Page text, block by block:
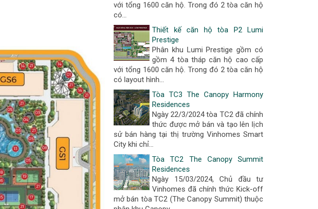
với tổng 1600 căn hộ. Trong đó 2 tòa căn hộ
có...
Thiết kế căn hộ tòa P2 Lumi
Prestige
Phân khu Lumi Prestige gồm có
gồm 4 tòa tháp căn hộ cao cấp
với tổng 1600 căn hộ. Trong đó 2 tòa căn hộ
có layout hình...
Tòa TC3 The Canopy Harmony
Residences
Ngày 22/3/2024 tòa TC2 đã chính
thức được mở bán và tạo lên lịch
sử bán hàng tại thị trường Vinhomes Smart
City khi chỉ...
Tòa TC2 The Canopy Summit
Residences
Ngày 15/03/2024, Chủ đầu tư
Vinhomes đã chính thức Kick-off
mở bán tòa TC2 (The Canopy Summit) thuộc